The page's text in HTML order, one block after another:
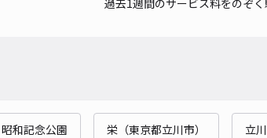
昭和記念公園 栄（東京都立川市） 立